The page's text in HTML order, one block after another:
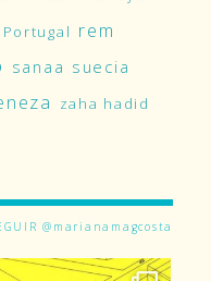
Portugal rem
sanaa suecia
zaha hadid
@marianamagcosta